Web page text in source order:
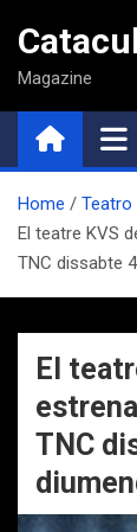
contenido
Magazine
Home
Teatro
El teatre KVS
TNC dissabte
El
estrena
TNC